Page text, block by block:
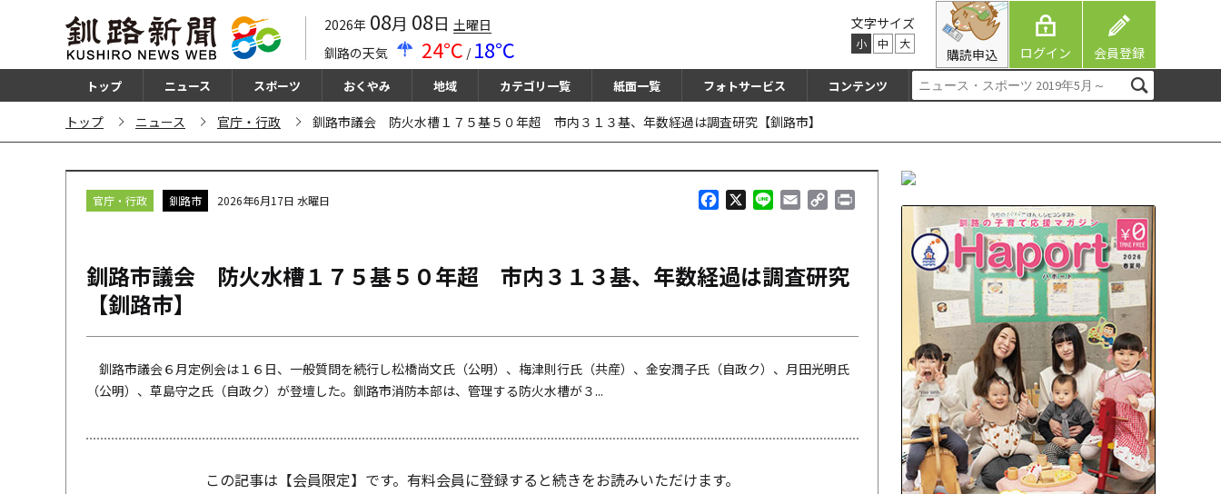
2026年 08月 08日 土曜日
釧路の天気
24℃ / 18℃
文字サイズ
小 中 大
購読申込 ログイン 会員登録
トップ ニュース スポーツ おくやみ 地域 カテゴリ一覧 紙面一覧 フォトサービス コンテンツ
トップ ニュース 官庁・行政 釧路市議会 防火水槽１７５基５０年超 市内３１３基、年数経過は調査研究【釧路市】
b
k
l
L
k
官庁・行政 釧路市 2026年6月17日 水曜日
釧路市議会 防火水槽１７５基５０年超 市内３１３基、年数経過は調査研究
【釧路市】
釧路市議会６月定例会は１６日、一般質問を続行し松橋尚文氏（公明）、梅津則行氏（共産）、金安潤子氏（自政ク）、月田光明氏
（公明）、草島守之氏（自政ク）が登壇した。釧路市消防本部は、管理する防火水槽が３...
この記事は【会員限定】です。有料会員に登録すると続きをお読みいただけます。